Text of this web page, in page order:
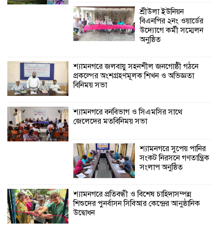
শ্যামনগরে সুপেয়
পানির সংকট নিরসনে
শ্যামনগরে প্রতিবন্ধী ও বিশেষ চাহিদাসম্পন্ন
উপকরণ বিতরণ
শ্রীউলা ইউনিয়ন
বিএনপির ২নং ওয়ার্ডের
উদ্যোগে কর্মী সম্মেলন
অনুষ্ঠিত
শ্যামনগরে জলবায়ু সহনশীল জনগোষ্ঠী গঠনে
প্রকল্পের অংশগ্রহণমূলক শিখন ও অভিজ্ঞতা
বিনিময় সভা
শ্যামনগরে বনবিভাগ ও সিএমসির সাথে
জেলেদের মতবিনিময় সভা
শ্যামনগরে সুপেয় পানির
সংকট নিরসনে গণতান্ত্রিক
সংলাপ অনুষ্ঠিত
শ্যামনগরে প্রতিবন্ধী ও বিশেষ চাহিদাসম্পন্ন
শিশুদের পুনর্বাসন সিবিআর কেন্দ্রের আনুষ্ঠানিক
উদ্বোধন